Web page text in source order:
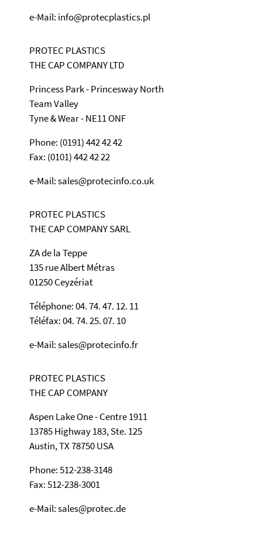
e-Mail: info@protecplastics.pl
PROTEC PLASTICS
THE CAP COMPANY LTD
Princess Park - Princesway North
Team Valley
Tyne & Wear - NE11 ONF
Phone: (0191) 442 42 42
Fax: (0101) 442 42 22
e-Mail: sales@protecinfo.co.uk
PROTEC PLASTICS
THE CAP COMPANY SARL
ZA de la Teppe
135 rue Albert Métras
01250 Ceyzériat
Téléphone: 04. 74. 47. 12. 11
Téléfax: 04. 74. 25. 07. 10
e-Mail: sales@protecinfo.fr
PROTEC PLASTICS
THE CAP COMPANY
Aspen Lake One - Centre 1911
13785 Highway 183, Ste. 125
Austin, TX 78750 USA
Phone: 512-238-3148
Fax: 512-238-3001
e-Mail: sales@protec.de